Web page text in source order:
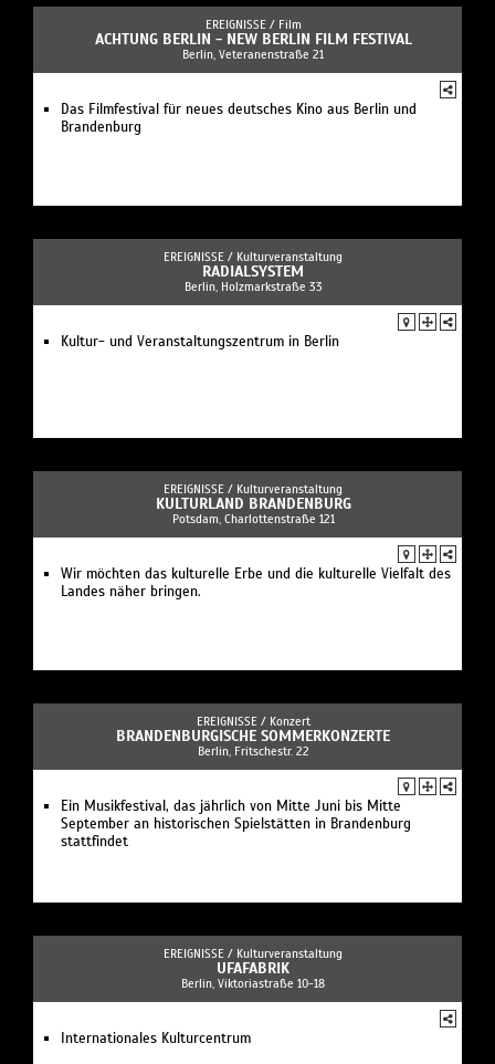
EREIGNISSE / Film
ACHTUNG BERLIN - NEW BERLIN FILM FESTIVAL
Berlin, Veteranenstraße 21
Das Filmfestival für neues deutsches Kino aus Berlin und
Brandenburg
EREIGNISSE / Kulturveranstaltung
RADIALSYSTEM
Berlin, Holzmarkstraße 33
Kultur- und Veranstaltungszentrum in Berlin
EREIGNISSE / Kulturveranstaltung
KULTURLAND BRANDENBURG
Potsdam, Charlottenstraße 121
Wir möchten das kulturelle Erbe und die kulturelle Vielfalt des
Landes näher bringen.
EREIGNISSE / Konzert
BRANDENBURGISCHE SOMMERKONZERTE
Berlin, Fritschestr. 22
Ein Musikfestival, das jährlich von Mitte Juni bis Mitte
September an historischen Spielstätten in Brandenburg
stattfindet
EREIGNISSE / Kulturveranstaltung
UFAFABRIK
Berlin, Viktoriastraße 10-18
Internationales Kulturcentrum